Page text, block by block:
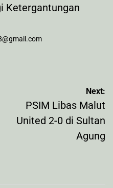
Ketergantungan
Next:
PSIM Libas Malut
United 2-0 di Sultan
Agung